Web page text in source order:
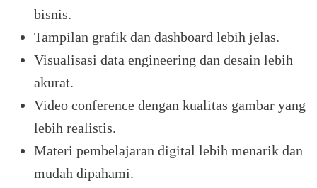
bisnis.
Tampilan grafik dan dashboard lebih jelas.
Visualisasi data engineering dan desain lebih
akurat.
Video conference dengan kualitas gambar yang
lebih realistis.
Materi pembelajaran digital lebih menarik dan
mudah dipahami.